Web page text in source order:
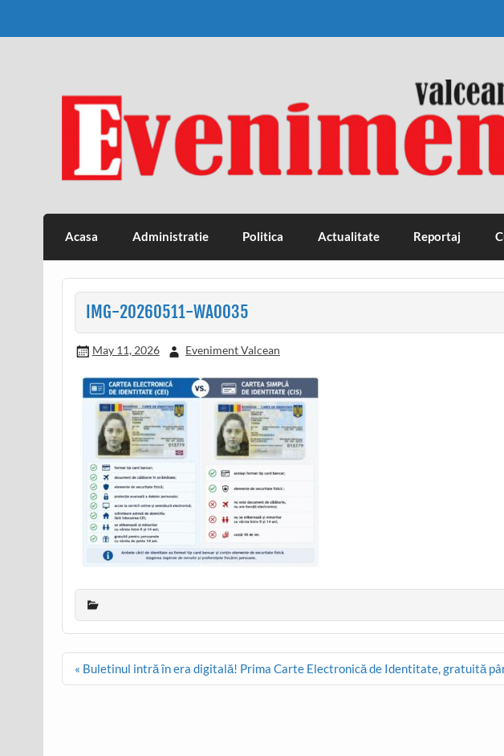
Eveniment Valcean
Acasa Administratie Politica Actualitate Reportaj
IMG-20260511-WA0035
May 11, 2026 Eveniment Valcean
Post
« Buletinul intră în era digitală! Prima Carte Electronică de Identitate, gratuită